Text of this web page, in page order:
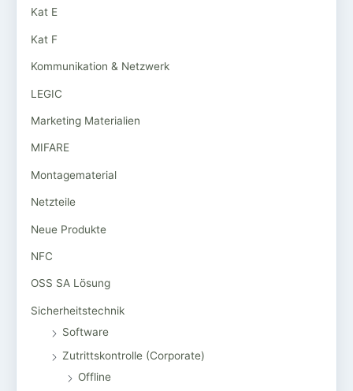
Kat E
Kat F
Kommunikation & Netzwerk
LEGIC
Marketing Materialien
MIFARE
Montagematerial
Netzteile
Neue Produkte
NFC
OSS SA Lösung
Sicherheitstechnik
Software
Zutrittskontrolle (Corporate)
Offline